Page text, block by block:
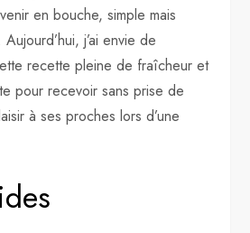
en bouche, simple mais
j’ai envie de
recette pleine de fraîcheur et
pour recevoir sans prise de
à ses proches lors d’une